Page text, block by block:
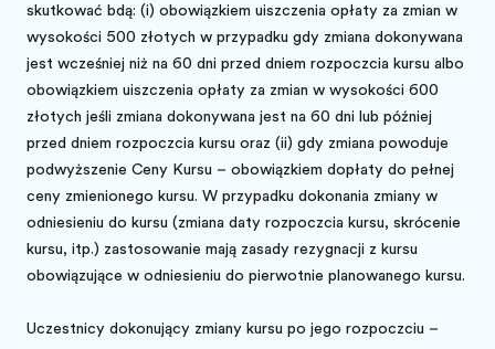
skutkować będą: (i) obowiązkiem uiszczenia opłaty za zmianę w
wysokości 500 złotych w przypadku gdy zmiana dokonywana
jest wcześniej niż na 60 dni przed dniem rozpoczęcia kursu albo
obowiązkiem uiszczenia opłaty za zmianę w wysokości 600
złotych jeśli zmiana dokonywana jest na 60 dni lub później
przed dniem rozpoczęcia kursu oraz (ii) gdy zmiana powoduje
podwyższenie Ceny Kursu – obowiązkiem dopłaty do pełnej
ceny zmienionego kursu. W przypadku dokonania zmiany w
odniesieniu do kursu (zmiana daty rozpoczęcia kursu, skrócenie
kursu, itp.) zastosowanie mają zasady rezygnacji z kursu
obowiązujące w odniesieniu do pierwotnie planowanego kursu.
Uczestnicy dokonujący zmiany kursu po jego rozpoczęciu –